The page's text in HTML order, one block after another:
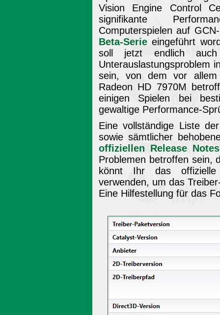
Vision Engine Control
signifikante
Computerspielen auf
Beta-Serie eingeführt
soll jetzt endlich
Unterauslastungsproblem
sein, von dem vor allem
Radeon HD 7970M
einigen Spielen bei
gewaltige Performance-
Eine vollständige Liste
sowie sämtlicher
offiziellen Release Notes
Problemen betroffen sein,
könnt Ihr das
verwenden, um das
Eine Hilfestellung für das